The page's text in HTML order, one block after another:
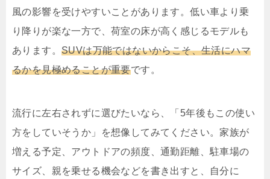
風の影響を受けやすいことがあります。低い車より乗
り降りが楽な一方で、荷室の床が高く感じるモデルも
あります。 SUVは万能ではないからこそ、生活にハマ
るかを見極めることが重要です。
流行に左右されずに選びたいなら、「5年後もこの使い
方をしていそうか」を想像してみてください。家族が
増える予定、アウトドアの頻度、通勤距離、駐車場の
サイズ、親を乗せる機会などを書き出すと、自分に